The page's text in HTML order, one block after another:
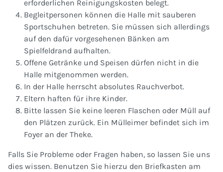
erforderlichen Reinigungskosten belegt.
Begleitpersonen können die Halle mit sauberen
Sportschuhen betreten. Sie müssen sich allerdings
auf den dafür vorgesehenen Bänken am
Spielfeldrand aufhalten.
Offene Getränke und Speisen dürfen nicht in die
Halle mitgenommen werden.
In der Halle herrscht absolutes Rauchverbot.
Eltern haften für ihre Kinder.
Bitte lassen Sie keine leeren Flaschen oder Müll auf
den Plätzen zurück. Ein Mülleimer befindet sich im
Foyer an der Theke.
Falls Sie Probleme oder Fragen haben, so lassen Sie uns
dies wissen. Benutzen Sie hierzu den Briefkasten am